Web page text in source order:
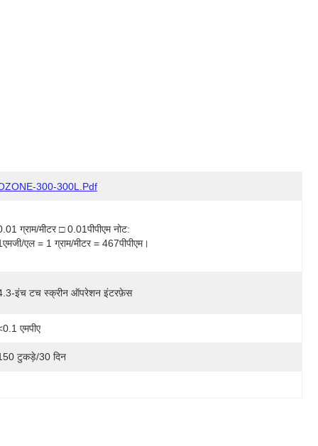
300-300L.pdf
ग्राम/मीटर □ 0.01पीपीएम नोट:
एल = 1 ग्राम/मीटर = 467पीपीएम।
इंच टच स्क्रीन ऑपरेशन इंटरफ़ेस
एमपीए
टुकड़े/30 दिन